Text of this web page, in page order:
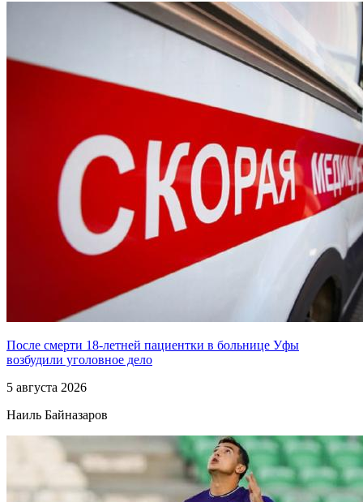
После смерти 18-летней пациентки в больнице Уфы
возбудили уголовное дело
5 августа 2026
Наиль Байназаров